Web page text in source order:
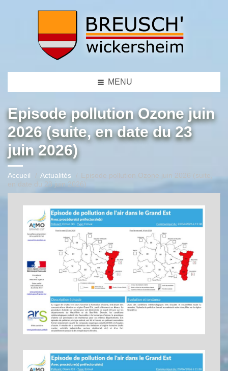
MENU
Episode pollution Ozone juin
2026 (suite, en date du 23
juin 2026)
Accueil Actualités
Episode pollution Ozone juin 2026 (suite,
en date du 23 juin 2026)